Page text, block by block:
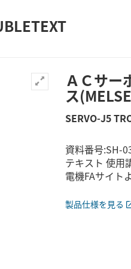
ＡＣサー
ス
SERVO-J5
資料番号:SH-
テキスト 使用
電機FAサイト
製品仕様を見る